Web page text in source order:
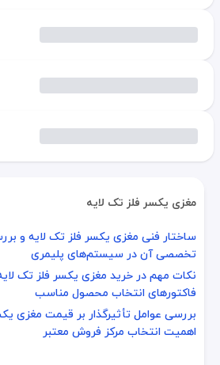
مغزی یکسر فلز تک لایه
ساختار فنی مغزی یکسر فلز تک لایه و
نکات مهم در خرید مغزی یکسر فلز تک
بررسی عوامل تأثیرگذار بر قیمت مغزی
مغزی یکسر فلز تک لایه یکی از مهم‌ترین
ساختار فنی مغزی یکسر فلز تک لایه و
تخصصی آن در سیستم‌های پلیمری
نکات مهم در خرید مغزی یکسر فلز تک
فاکتورهای انتخاب محصول مناسب
بررسی عوامل تأثیرگذار بر قیمت مغزی
اهمیت انتخاب مرکز فروش معتبر